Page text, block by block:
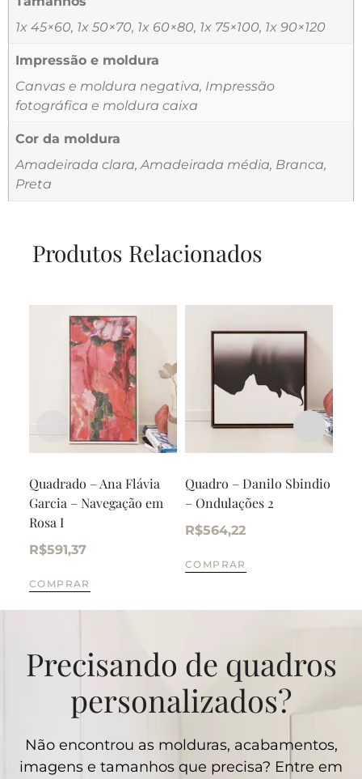
1x 45×60, 1x 50×70, 1x 60×80, 1x 75×100, 1x 90×120
Impressão e moldura
Canvas e moldura negativa, Impressão
fotográfica e moldura caixa
Cor da moldura
Amadeirada clara, Amadeirada média, Branca,
Preta
Produtos Relacionados
Quadrado – Ana Flávia
Garcia – Navegação em
Rosa I
R$591,37
COMPRAR
Quadro – Danilo Sbindio
– Ondulações 2
R$564,22
COMPRAR
Precisando de quadros
personalizados?
Não encontrou as molduras, acabamentos,
imagens e tamanhos que precisa? Entre em